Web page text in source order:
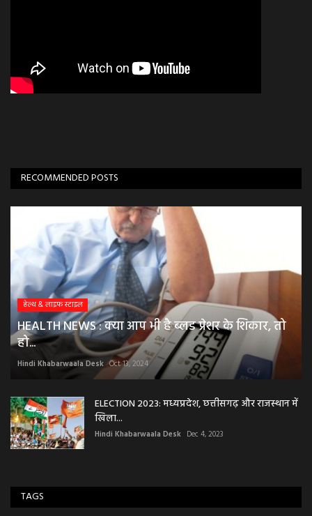
RECOMMENDED POSTS
हेल्थ & लाइफ स्टाइल
HEALTH NEWS : क्या आप भी है ब्लड प्रेशर के शिकार, तो
हो...
Hindi Khabarwaala Desk Oct 13, 2024
ELECTION 2023: मध्यप्रदेश, छत्तीसगढ़ और राजस्थान में
खिला...
Hindi Khabarwaala Desk Dec 4, 2023
TAGS